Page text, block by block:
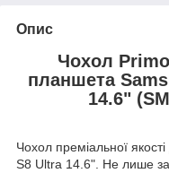
Опис
Чохол
планшета
14.6"
Чохол преміальної
S8 Ultra 14.6". Не лише